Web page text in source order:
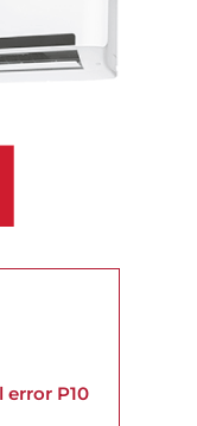
error P10